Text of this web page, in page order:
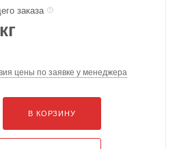
заказа
цены по заявке у менеджера
В КОРЗИНУ